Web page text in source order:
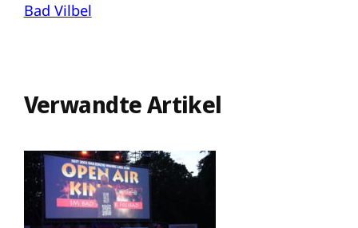
Bad Vilbel
Verwandte Artikel